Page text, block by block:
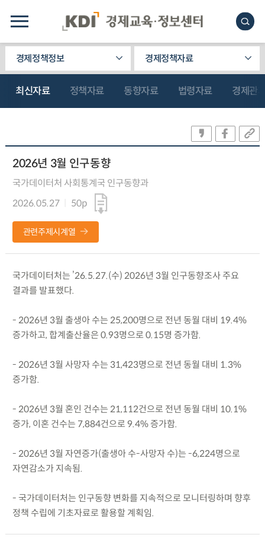
경제정책정보 경제정책자료
최신자료 정책자료 동향자료 법령자료 경제관
2026년 3월 인구동향
국가데이터처 사회통계국 인구동향과
2026.05.27
50p
관련주제시계열
국가데이터처는 ’26.5.27.(수) 2026년 3월 인구동향조사 주요
결과를 발표했다.
- 2026년 3월 출생아 수는 25,200명으로 전년 동월 대비 19.4%
증가하고, 합계출산율은 0.93명으로 0.15명 증가함.
- 2026년 3월 사망자 수는 31,423명으로 전년 동월 대비 1.3%
증가함.
- 2026년 3월 혼인 건수는 21,112건으로 전년 동월 대비 10.1%
증가, 이혼 건수는 7,884건으로 9.4% 증가함.
- 2026년 3월 자연증가(출생아 수-사망자 수)는 -6,224명으로
자연감소가 지속됨.
- 국가데이터처는 인구동향 변화를 지속적으로 모니터링하며 향후
정책 수립에 기초자료로 활용할 계획임.